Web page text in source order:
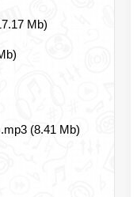
Mb)
(8.41 Mb)